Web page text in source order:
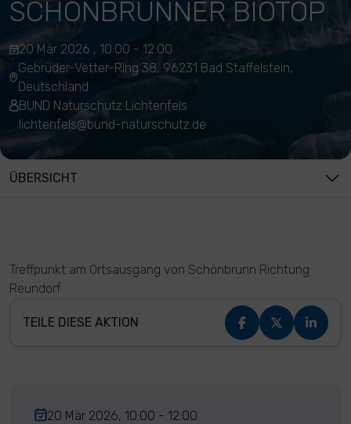
SCHÖNBRUNNER BIOTOP
20 Mär 2026 , 10:00 - 12:00
Gebrüder-Vetter-Ring 38, 96231 Bad Staffelstein,
Deutschland
BUND Naturschutz Lichtenfels
lichtenfels@bund-naturschutz.de
ÜBERSICHT
Treffpunkt am Ortsausgang von Schönbrunn Richtung
Reundorf
TEILE DIESE AKTION
20 Mär 2026, 10:00 - 12:00